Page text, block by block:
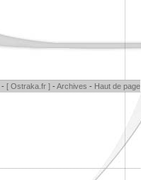
- [ Ostraka.fr ] - Archives - Haut de page